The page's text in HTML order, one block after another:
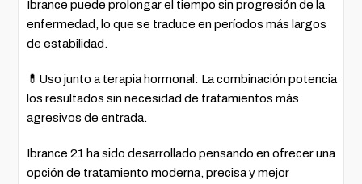
Ibrance puede prolongar el tiempo sin progresión de la
enfermedad, lo que se traduce en períodos más largos
de estabilidad.
💊Uso junto a terapia hormonal: La combinación potencia
los resultados sin necesidad de tratamientos más
agresivos de entrada.
Ibrance 21 ha sido desarrollado pensando en ofrecer una
opción de tratamiento moderna, precisa y mejor